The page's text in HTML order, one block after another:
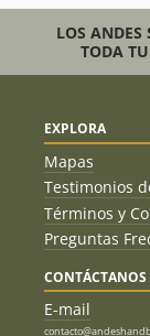
LOS
TODA
EXPLORA
Mapas
Testimonios
Términos y
Preguntas
CONTÁCTANOS
E-mail